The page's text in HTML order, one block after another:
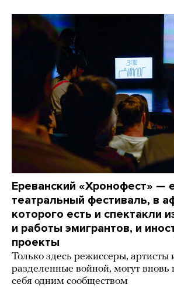
Ереванский «Хронофест» —
театральный фестиваль, в
которого есть и спектакли
и работы эмигрантов, и
проекты
Только здесь режиссеры, артисты
разделенные войной, могут вновь
себя одним сообществом